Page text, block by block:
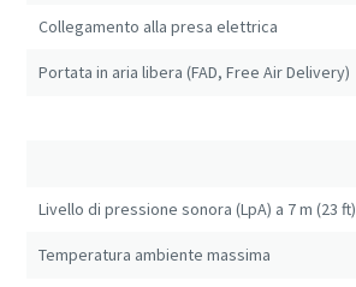
Collegamento alla presa elettrica
Portata in aria libera (FAD, Free Air Delivery)
Livello di pressione sonora (LpA) a 7 m (23 ft)
Temperatura ambiente massima